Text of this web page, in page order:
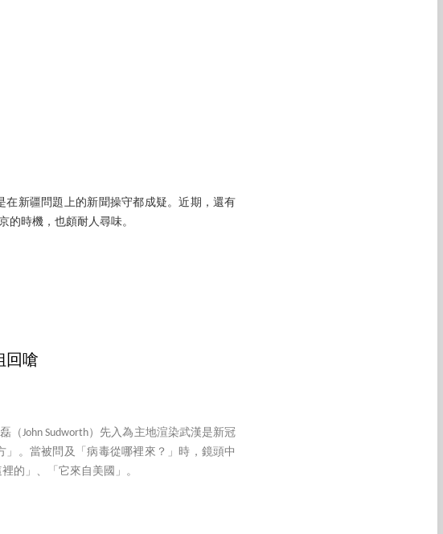
新疆問題上的新聞操守都成疑。近期，還有
的時機，也頗耐人尋味。
回嗆
（John Sudworth）先入為主地渲染武漢是新冠
。當被問及「病毒從哪裡來？」時，鏡頭中
的」、「它來自美國」。